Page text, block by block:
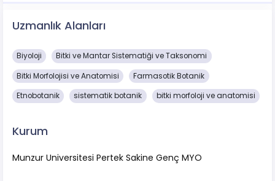
Uzmanlık Alanları
Biyoloji Bitki ve Mantar Sistematiği ve Taksonomi
Bitki Morfolojisi ve Anatomisi Farmasotik Botanik
Etnobotanik sistematik botanik bitki morfoloji ve anatomisi
Kurum
Munzur Universitesi Pertek Sakine Genç MYO